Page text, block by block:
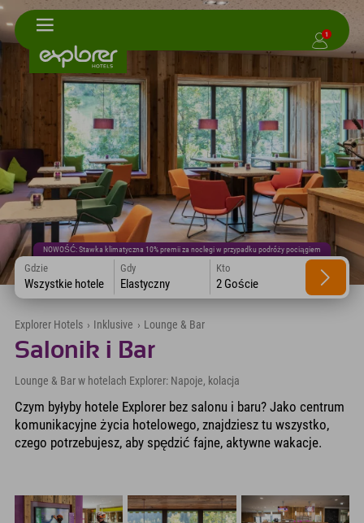
1
NOWOŚĆ: Stawka klimatyczna 10% premii za noclegi w przypadku podróży pociągiem
Gdzie
Wszystkie hotele
Gdy
Elastyczny
Kto
2 Goście
Explorer Hotels › Inklusive › Lounge & Bar
Salonik i Bar
Lounge & Bar w hotelach Explorer: Napoje, kolacja
Czym byłyby hotele Explorer bez salonu i baru? Jako centrum
komunikacyjne życia hotelowego, znajdziesz tu wszystko,
czego potrzebujesz, aby spędzić fajne, aktywne wakacje.